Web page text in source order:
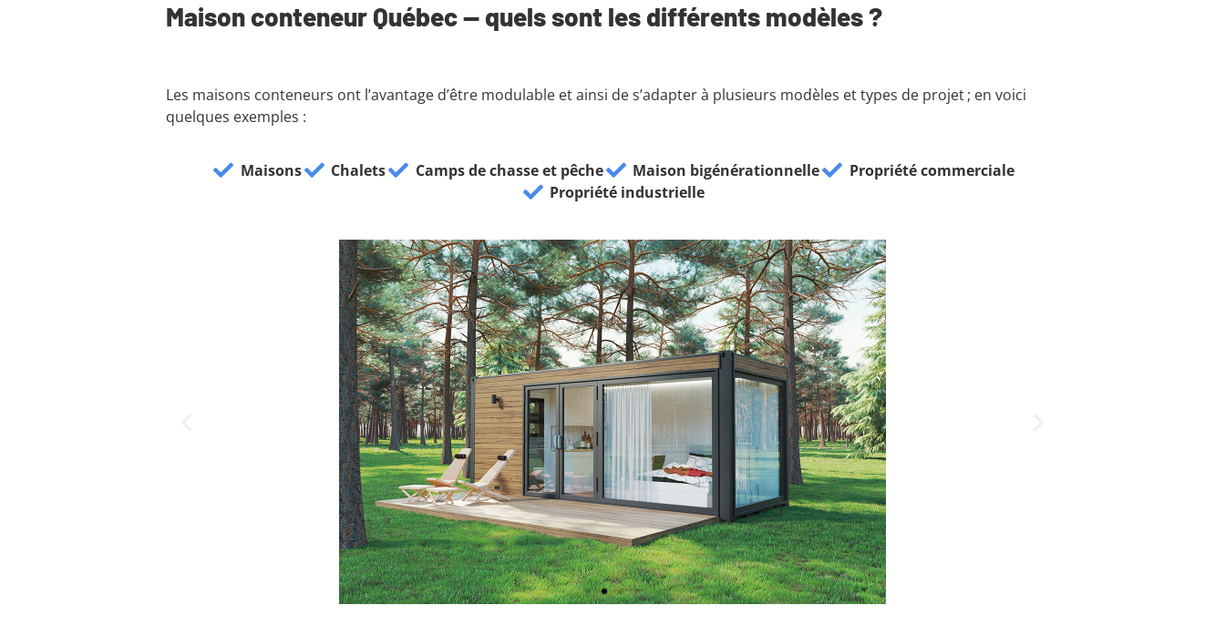
Maison conteneur Québec — quels sont les différents modèles ?
Les maisons conteneurs ont l’avantage d’être modulable et ainsi de s’adapter à plusieurs modèles et types de projet ; en voici
quelques exemples :
Maisons Chalets Camps de chasse et pêche Maison bigénérationnelle
Propriété commerciale
Propriété industrielle